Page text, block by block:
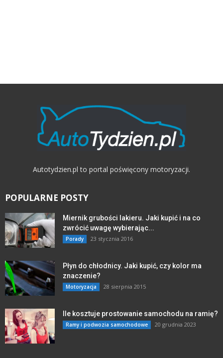
Autotydzien.pl to portal poświęcony motoryzacji.
POPULARNE POSTY
Miernik grubości lakieru. Jaki kupić i na co
zwrócić uwagę wybierając...
Porady 23 stycznia 2016
Płyn do chłodnicy. Jaki kupić, czy kolor ma
znaczenie?
Motoryzacja 28 sierpnia 2015
Ile kosztuje prostowanie samochodu na ramię?
Ramy i podwozia samochodowe 20 grudnia 2023